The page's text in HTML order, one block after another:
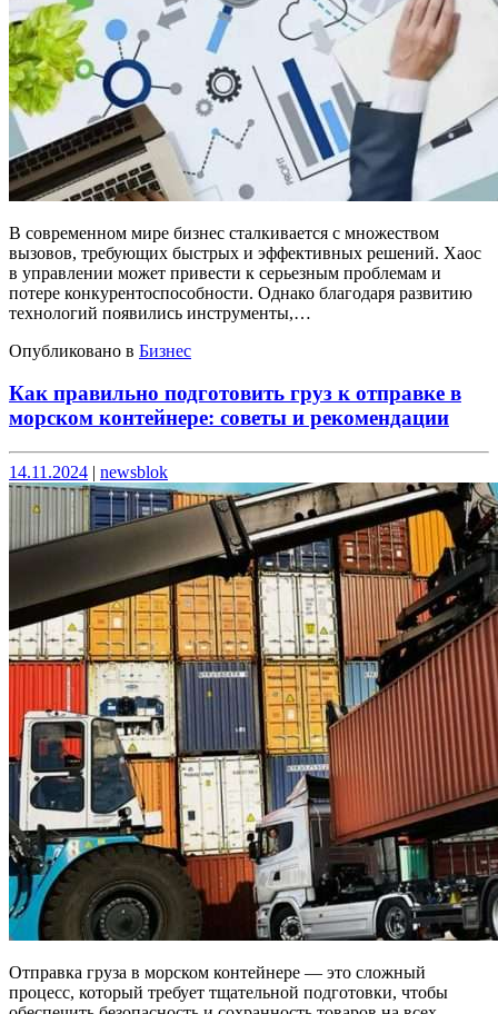
В современном мире бизнес сталкивается с множеством
вызовов, требующих быстрых и эффективных решений. Хаос
в управлении может привести к серьезным проблемам и
потере конкурентоспособности. Однако благодаря развитию
технологий появились инструменты,…
Опубликовано в Бизнес
Как правильно подготовить груз к отправке в
морском контейнере: советы и рекомендации
Опубликовано
14.11.2024 | Опубликовано
newsblok
Отправка груза в морском контейнере — это сложный
процесс, который требует тщательной подготовки, чтобы